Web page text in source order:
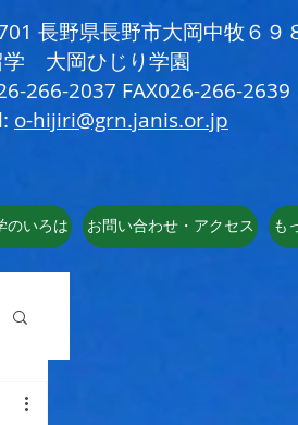
長野県長野市大岡中牧６９
学 大岡ひじり学園
266-2037 FAX026-266-2639
o-hijiri@grn.janis.or.jp
のいろは お問い合わせ・アクセス も